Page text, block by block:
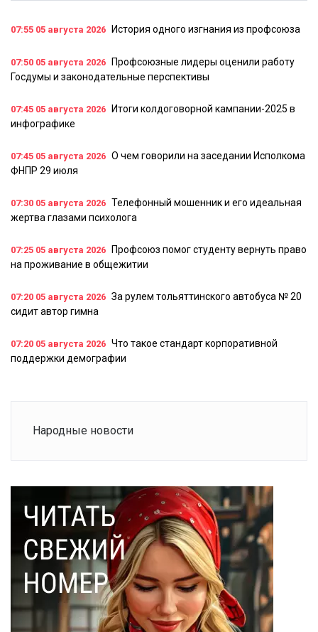
07:55 05 августа 2026 История одного изгнания из профсоюза
07:50 05 августа 2026
Профсоюзные лидеры оценили работу
Госдумы и законодательные перспективы
07:45 05 августа 2026
Итоги колдоговорной кампании-2025 в
инфографике
07:45 05 августа 2026 О чем говорили на заседании Исполкома
ФНПР 29 июля
07:30 05 августа 2026 Телефонный мошенник и его идеальная
жертва глазами психолога
07:25 05 августа 2026
Профсоюз помог студенту вернуть право
на проживание в общежитии
07:20 05 августа 2026 За рулем тольяттинского автобуса № 20
сидит автор гимна
07:20 05 августа 2026 Что такое стандарт корпоративной
поддержки демографии
Народные новости